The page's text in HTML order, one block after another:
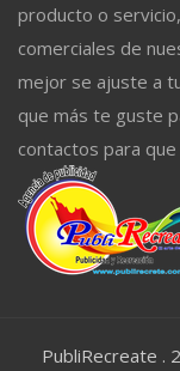
producto o
comerciales de
mejor se ajuste a
que más te guste
contactos para
PubliRecreate .